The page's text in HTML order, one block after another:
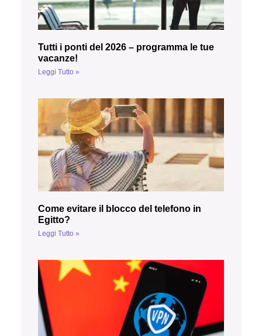
Tutti i ponti del 2026 – programma le tue
vacanze!
Leggi Tutto »
Come evitare il blocco del telefono in
Egitto?
Leggi Tutto »